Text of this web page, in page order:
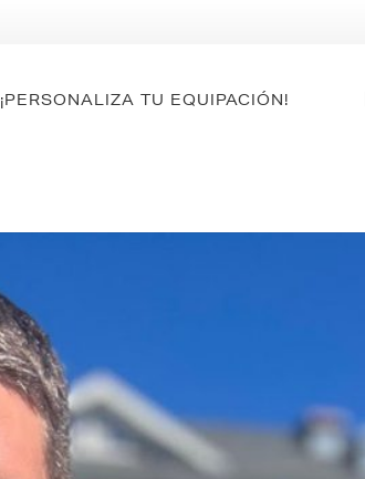
¡PERSONALIZA TU EQUIPACIÓN!